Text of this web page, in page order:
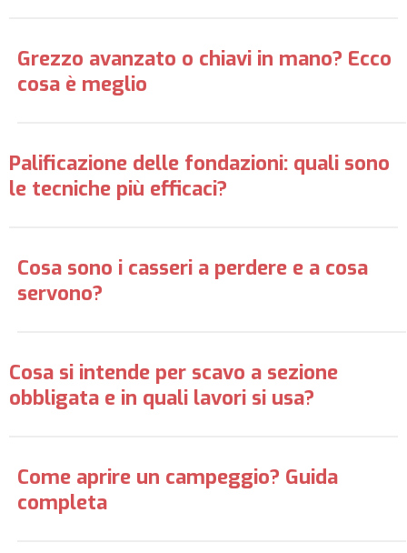
Grezzo avanzato o chiavi in mano? Ecco
cosa è meglio
Palificazione delle fondazioni: quali sono
le tecniche più efficaci?
Cosa sono i casseri a perdere e a cosa
servono?
Cosa si intende per scavo a sezione
obbligata e in quali lavori si usa?
Come aprire un campeggio? Guida
completa